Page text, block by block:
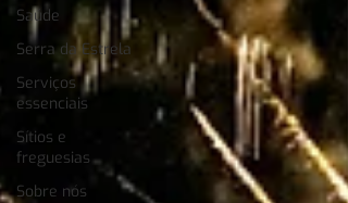
Saúde
Serra da Estrela
Serviços
essenciais
Sítios e
freguesias
Sobre nós